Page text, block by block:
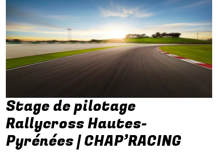
Stage de pilotage
Rallycross Hautes-
Pyrénées | CHAP’RACING